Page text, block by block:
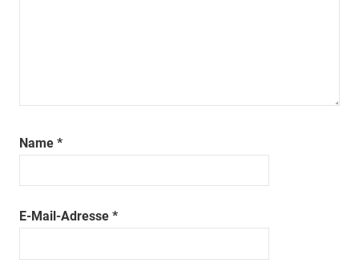
Name *
E-Mail-Adresse *